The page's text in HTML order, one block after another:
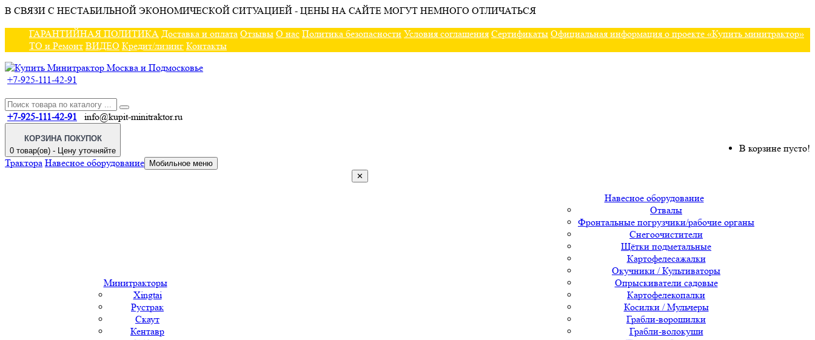
В СВЯЗИ С НЕСТАБИЛЬНОЙ ЭКОНОМИЧЕСКОЙ СИТУАЦИЕЙ - ЦЕНЫ НА САЙТЕ МОГУТ НЕМНОГО ОТЛИЧАТЬСЯ
ГАРАНТИЙНАЯ ПОЛИТИКА Доставка и оплата Отзывы О нас Политика безопасности Условия соглашения Сертификаты Официальная информация о проекте «Купить минитрактор»
ТО и Ремонт ВИДЕО Кредит/лизинг Контакты
+7-925-111-42-91
+7-925-111-42-91 info@kupit-minitraktor.ru
КОРЗИНА ПОКУПОК
0 товар(ов) - Цену уточняйте
В корзине пусто!
Трактора Навесное оборудование
Мобильное меню
✕
Минитракторы
Xingtai
Рустрак
Скаут
Кентавр
Навесное оборудование
Отвалы
Фронтальные погрузчики/рабочие органы
Снегоочистители
Щётки подметальные
Картофелесажалки
Окучники / Культиваторы
Опрыскиватели садовые
Картофелекопалки
Косилки / Мульчеры
Грабли-ворошилки
Грабли-волокуши